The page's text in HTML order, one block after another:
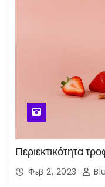
Περιεκτικότητα
Φεβ 2, 2023